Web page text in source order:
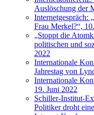
Auslöschung der
Internetgespräch:
Frau Merkel?“,
„Stoppt die
politischen und
2022
Internationale
Jahrestag von
Internationale
19. Juni 2022
Schiller-Institut-
Politiker droht